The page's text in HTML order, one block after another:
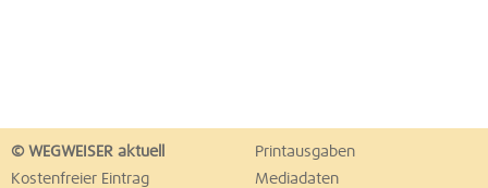
© WEGWEISER aktuell
Printausgaben
Kostenfreier Eintrag
Mediadaten